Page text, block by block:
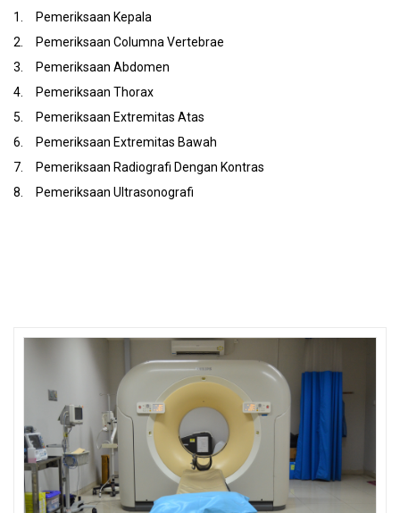
1.
Pemeriksaan Kepala
2.
Pemeriksaan Columna Vertebrae
3.
Pemeriksaan Abdomen
4.
Pemeriksaan Thorax
5.
Pemeriksaan Extremitas Atas
6.
Pemeriksaan Extremitas Bawah
7.
Pemeriksaan Radiografi Dengan Kontras
8.
Pemeriksaan Ultrasonografi